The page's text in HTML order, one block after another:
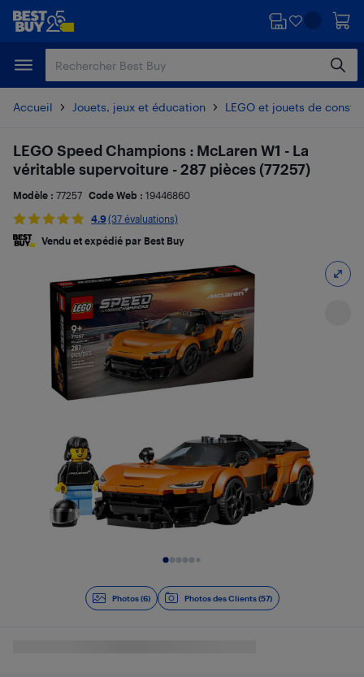
Passer
principal
Passer
Accueil Jouets, jeux et éducation LEGO et jouets de
Photos (6) Photos des Clients (57)
LEGO Speed Champions : McLaren W1 - La
véritable supervoiture - 287 pièces (77257)
Modèle : 77257 Code Web : 19446860
4.9 (37 évaluations)
Vendu et expédié par Best Buy